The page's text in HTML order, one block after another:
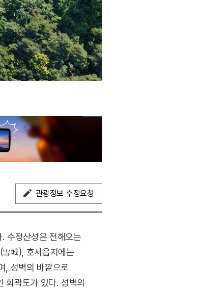
관광정보 수정요청
수정산성은 전해오는
雪城), 호서읍지에는
, 성벽의 바깥으로
회곽도가 있다. 성벽의